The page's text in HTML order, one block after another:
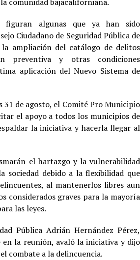
figuran algunas que ya han sido
Ciudadano de Seguridad Pública de
ampliación del catálogo de delitos
preventiva y otras condiciones
aplicación del Nuevo Sistema de
31 de agosto, el Comité Pro Municipio
el apoyo a todos los municipios de
la iniciativa y hacerla llegar al
el hartazgo y la vulnerabilidad
sociedad debido a la flexibilidad que
al mantenerlos libres aun
considerados graves para la mayoría
las leyes.
Pública Adrián Hernández Pérez,
en la reunión, avaló la iniciativa y dijo
combate a la delincuencia.